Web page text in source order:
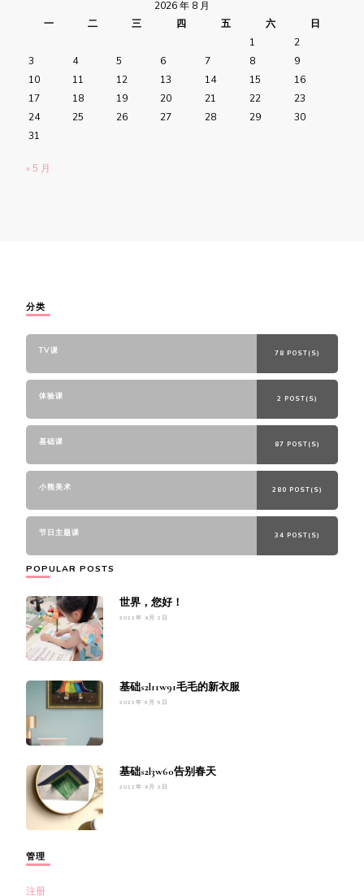
2026 年 8 月
一
二 三 四 五 六
日
1
2
3
4 5 6 7 8
9
10
11 12 13 14 15
16
17
18 19 20 21 22
23
24
25 26 27 28 29
30
31
« 5 月
分类
TV课 78 POST(S)
体验课 2 POST(S)
基础课 87 POST(S)
小熊美术 280 POST(S)
节日主题课 34 POST(S)
POPULAR POSTS
世界，您好！
2022年 9月 2日
基础s2l11w91毛毛的新衣服
2023年 5月 5日
基础s2l3w60告别春天
2022年 9月 2日
管理
注册